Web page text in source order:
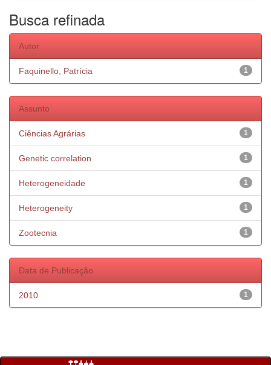
Busca refinada
Autor
1
Faquinello, Patrícia
Assunto
1
Ciências Agrárias
1
Genetic correlation
1
Heterogeneidade
1
Heterogeneity
1
Zootecnia
Data de Publicação
1
2010